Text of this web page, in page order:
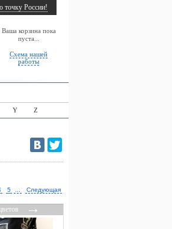
Ваша корзина пока
пуста...
Схема нашей
работы
точку России!
Y Z
5 Следующая
→